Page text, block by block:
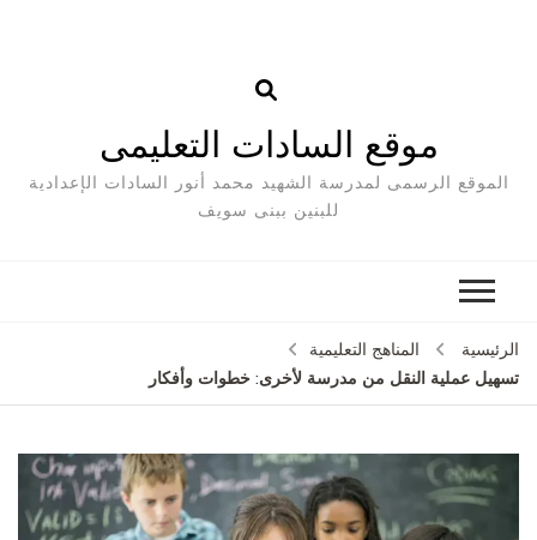
موقع السادات التعليمى
الموقع الرسمى لمدرسة الشهيد محمد أنور السادات الإعدادية
للبنين ببنى سويف
الرئيسية
المناهج التعليمية
تسهيل عملية النقل من مدرسة لأخرى: خطوات وأفكار